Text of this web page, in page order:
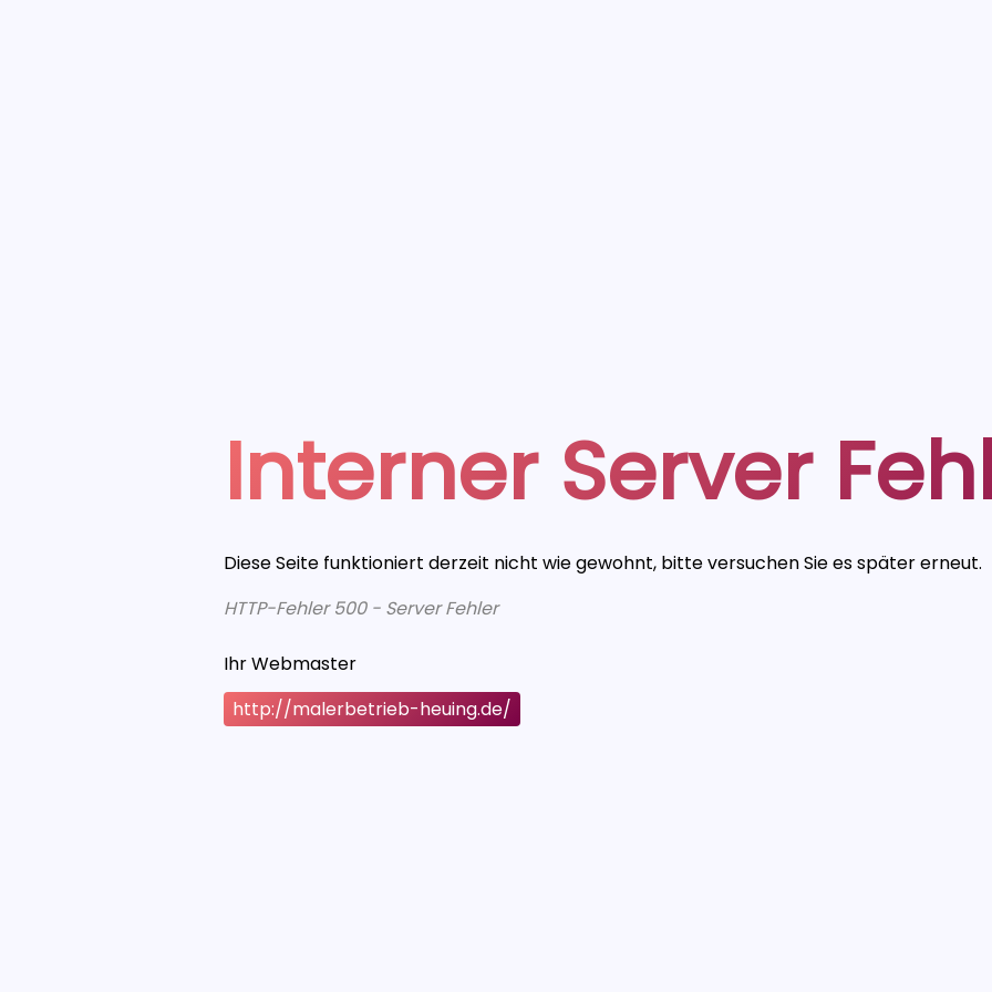
Interner Server
Diese Seite funktioniert derzeit nicht wie gewohnt, bitte versuchen Sie es später erneut.
HTTP-Fehler 500 - Server Fehler
Ihr Webmaster
http://malerbetrieb-heuing.de/